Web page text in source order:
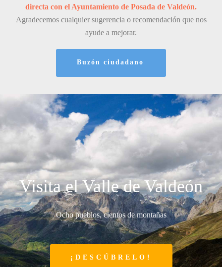
directa con el Ayuntamiento de Posada de Valdeón.
Agradecemos cualquier sugerencia o recomendación que nos
ayude a mejorar.
Buzón ciudadano
Visita el Valle de Valdeón
Ocho pueblos, cientos de montañas
¡DESCÚBRELO!